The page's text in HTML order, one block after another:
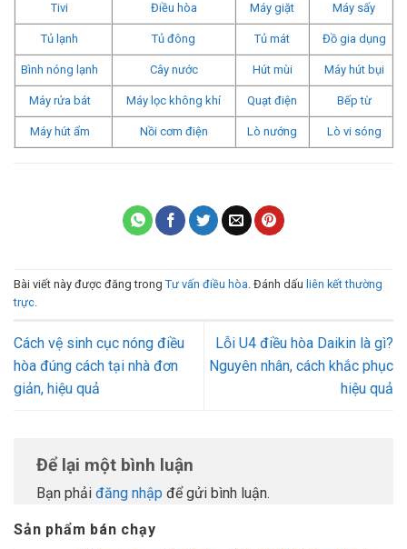
Sản phẩm bán chạy
Tivi Điều hòa Máy giặt Máy sấy
Tủ lạnh Tủ đông Tủ mát Đồ gia dụng
Bình nóng lạnh Cây nước Hút mùi Máy hút bụi
Máy rửa bát Máy lọc không khí Quạt điện Bếp từ
Máy hút ẩm Nồi cơm điện Lò nướng Lò vi sóng
Bài viết này được đăng trong Tư vấn điều hòa. Đánh dấu liên kết thường
trực.
Cách vệ sinh cục nóng điều
hòa đúng cách tại nhà đơn
giản, hiệu quả
Lỗi U4 điều hòa Daikin là gì?
Nguyên nhân, cách khắc phục
hiệu quả
Để lại một bình luận
Bạn phải đăng nhập để gửi bình luận.